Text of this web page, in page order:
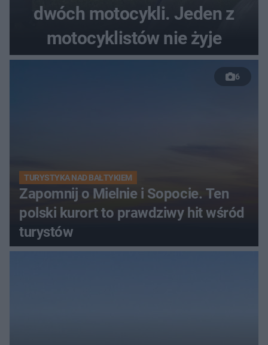
dwóch motocykli. Jeden z
motocyklistów nie żyje
6
TURYSTYKA NAD BAŁTYKIEM
Zapomnij o Mielnie i Sopocie. Ten
polski kurort to prawdziwy hit wśród
turystów